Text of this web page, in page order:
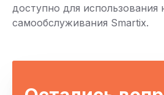
доступно для использования
самообслуживания Smartix.